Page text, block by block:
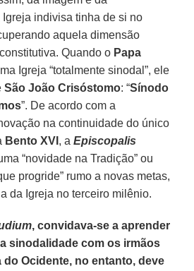
indivisa tinha de si no
aquela dimensão
Quando o Papa
Igreja “totalmente sinodal”, ele
São João Crisóstomo: “Sínodo
”. De acordo com a
na continuidade do único
Bento XVI , aEpiscopalis
“novidade na Tradição” ou
progride” rumo a novas metas,
da Igreja no terceiro milênio.
, convidava-se a aprender
sinodalidade com os irmãos
do Ocidente, no entanto, deve